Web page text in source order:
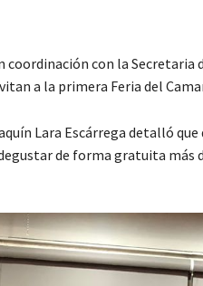
coordinación con la
a la primera Feria del
Lara Escárrega detalló
de forma gratuita